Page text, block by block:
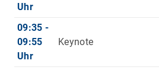
Uhr
09:35 -
09:55
Uhr
Keynote